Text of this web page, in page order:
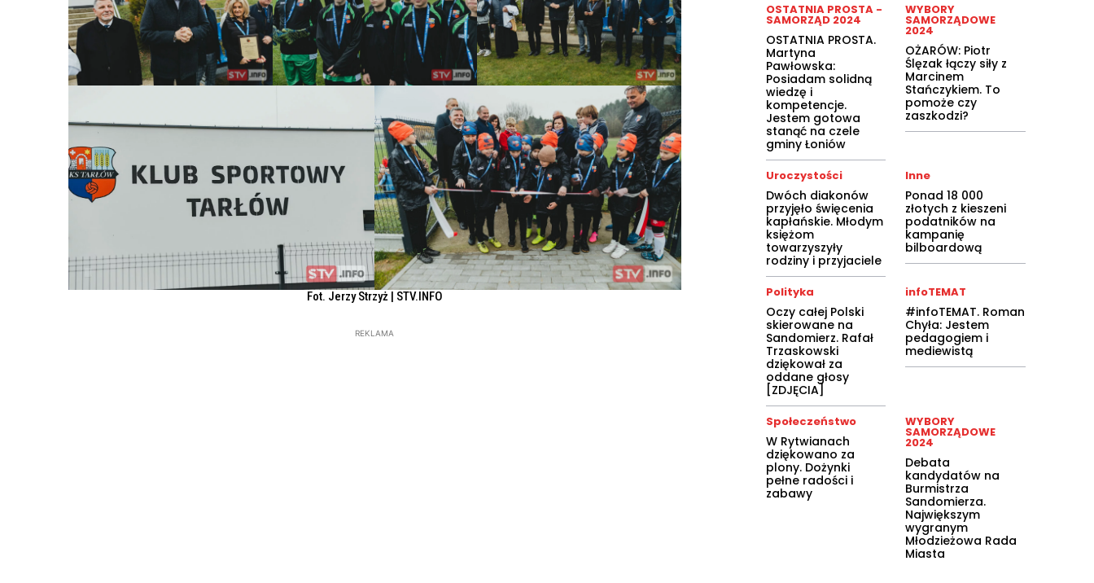
Fot. Jerzy Strzyż | STV.INFO
REKLAMA
OSTATNIA PROSTA -
SAMORZĄD 2024
OSTATNIA PROSTA.
Martyna
Pawłowska:
Posiadam solidną
wiedzę i
kompetencje.
Jestem gotowa
stanąć na czele
gminy Łoniów
WYBORY
SAMORZĄDOWE
2024
OŻARÓW: Piotr
Ślęzak łączy siły z
Marcinem
Stańczykiem. To
pomoże czy
zaszkodzi?
Uroczystości
Dwóch diakonów
przyjęło święcenia
kapłańskie. Młodym
księżom
towarzyszyły
rodziny i przyjaciele
Inne
Ponad 18 000
złotych z kieszeni
podatników na
kampanię
bilboardową
Polityka
Oczy całej Polski
skierowane na
Sandomierz. Rafał
Trzaskowski
dziękował za
oddane głosy
[ZDJĘCIA]
infoTEMAT
#infoTEMAT. Roman
Chyła: Jestem
pedagogiem i
mediewistą
Społeczeństwo
W Rytwianach
dziękowano za
plony. Dożynki
pełne radości i
zabawy
WYBORY
SAMORZĄDOWE
2024
Debata
kandydatów na
Burmistrza
Sandomierza.
Największym
wygranym
Młodzieżowa Rada
Miasta